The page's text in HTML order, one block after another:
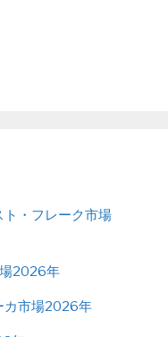
・フレーク市場
2026年
カ市場2026年